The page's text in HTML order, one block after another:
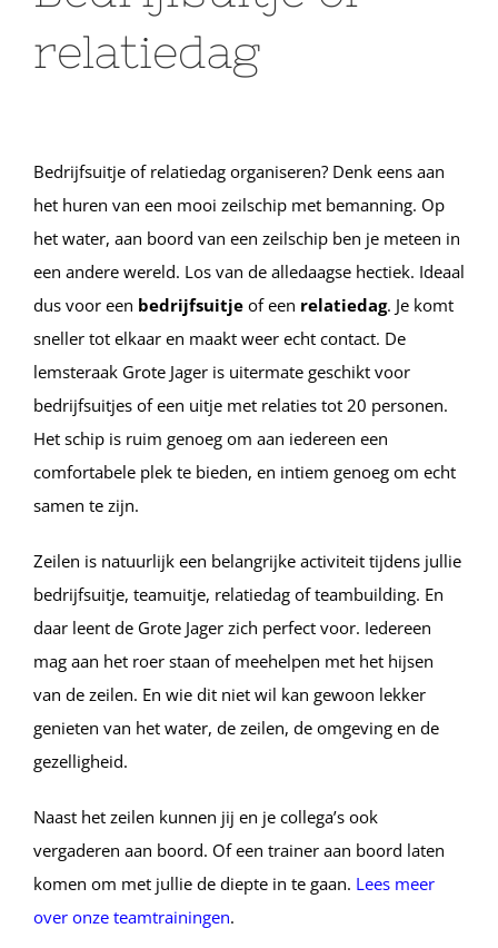
relatiedag
Bedrijfsuitje of relatiedag organiseren? Denk eens aan
het huren van een mooi zeilschip met bemanning. Op
het water, aan boord van een zeilschip ben je meteen in
een andere wereld. Los van de alledaagse hectiek. Ideaal
dus voor een bedrijfsuitje of een relatiedag. Je komt
sneller tot elkaar en maakt weer echt contact. De
lemsteraak Grote Jager is uitermate geschikt voor
bedrijfsuitjes of een uitje met relaties tot 20 personen.
Het schip is ruim genoeg om aan iedereen een
comfortabele plek te bieden, en intiem genoeg om echt
samen te zijn.
Zeilen is natuurlijk een belangrijke activiteit tijdens jullie
bedrijfsuitje, teamuitje, relatiedag of teambuilding. En
daar leent de Grote Jager zich perfect voor. Iedereen
mag aan het roer staan of meehelpen met het hijsen
van de zeilen. En wie dit niet wil kan gewoon lekker
genieten van het water, de zeilen, de omgeving en de
gezelligheid.
Naast het zeilen kunnen jij en je collega’s ook
vergaderen aan boord. Of een trainer aan boord laten
komen om met jullie de diepte in te gaan. Lees meer
over onze teamtrainingen.